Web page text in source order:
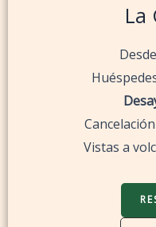
La
Desde
Vistas a